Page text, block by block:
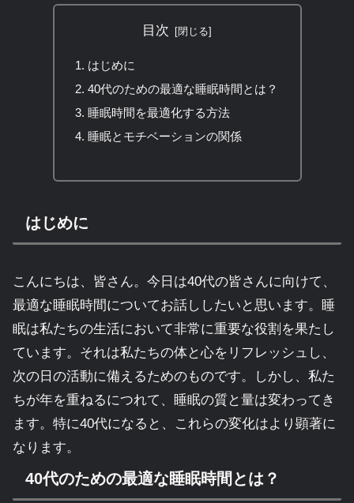
目次
はじめに
40代のための最適な睡眠時間とは？
睡眠時間を最適化する方法
睡眠とモチベーションの関係
はじめに
こんにちは、皆さん。今日は40代の皆さんに向けて、
最適な睡眠時間についてお話ししたいと思います。睡
眠は私たちの生活において非常に重要な役割を果たし
ています。それは私たちの体と心をリフレッシュし、
次の日の活動に備えるためのものです。しかし、私た
ちが年を重ねるにつれて、睡眠の質と量は変わってき
ます。特に40代になると、これらの変化はより顕著に
なります。
40代のための最適な睡眠時間とは？